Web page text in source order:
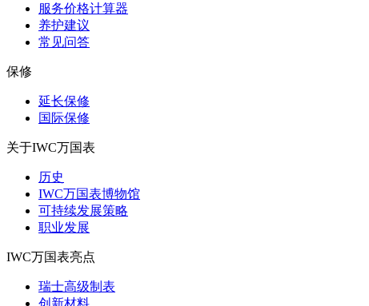
服务价格计算器
养护建议
常见问答
保修
延长保修
国际保修
关于IWC万国表
历史
IWC万国表博物馆
可持续发展策略
职业发展
IWC万国表亮点
瑞士高级制表